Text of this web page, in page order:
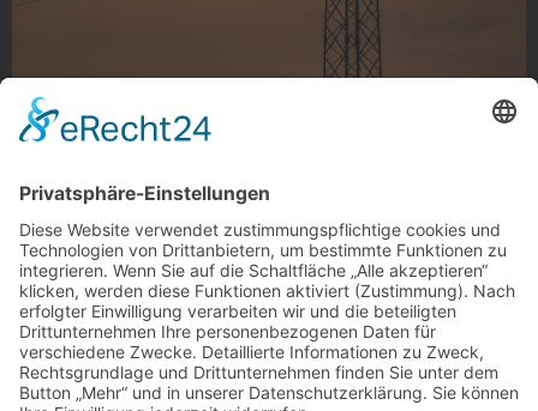
Heißer Draht
Heißer Draht, Ohler
Foto: henkelage via Instagram